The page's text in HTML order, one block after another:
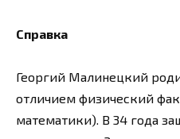
Справка
Георгий Малинецкий
отличием физический
математики). В 34 года